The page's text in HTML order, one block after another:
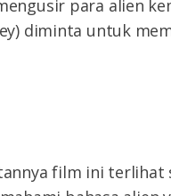
para alien
diminta untuk
film ini terlihat